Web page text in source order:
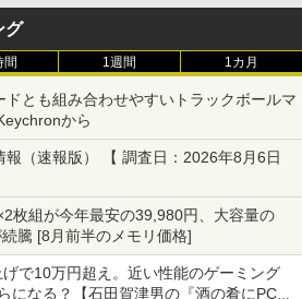
グ
間 1週間 1カ月
ドとも組み合わせやすいトラックボールマ
から
報（速報版） 【 調査日：2026年8月6日
枚組が今年最安の39,980円、大容量の
騰 [8月前半のメモリ価格]
で10万円超え。近い性能のゲーミング
になる？【石田賀津男の『酒の肴にPCゲ